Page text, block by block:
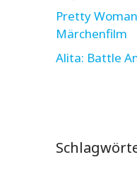
Pretty
Märchenfilm
Alita: Battle